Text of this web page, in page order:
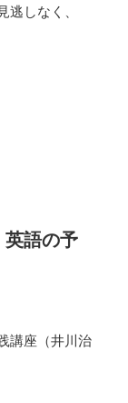
しなく、
英語の予
講座（井川治